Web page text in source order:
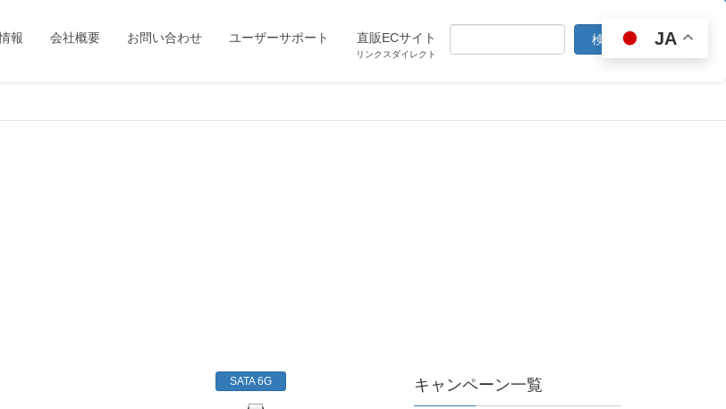
報 会社概要 お問い合わせ ユーザーサポート 直販ECサイト
リンクスダイレクト
SATA 6G キャンペーン一覧
JA